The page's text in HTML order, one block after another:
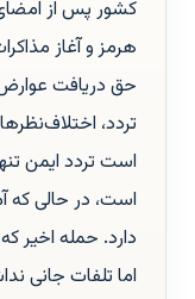
کشور پس از
هرمز و آغاز
حق دریافت
تردد،
است تردد ایمن
است، در حالی که
دارد. حمله اخیر
اما تلفات جانی